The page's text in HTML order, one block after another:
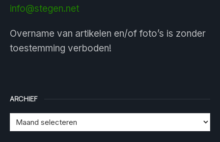
info@stegen.net
Overname van artikelen en/of foto’s is zonder
toestemming verboden!
ARCHIEF